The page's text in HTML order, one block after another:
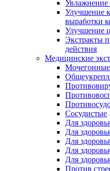
Увлажнение
Улучшение
выработки
Улучшение
Экстракты
действия
Медицинские
Мочегонные
Сосудистые
Для
Для
Для
Для
Для
Против